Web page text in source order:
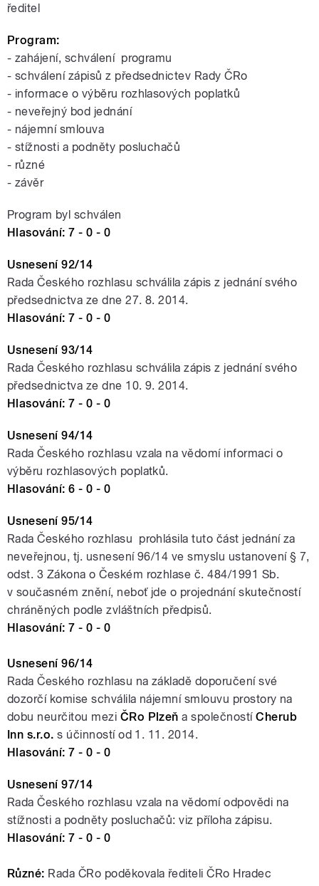
ředitel
Program:
- zahájení, schválení programu
- schválení zápisů z předsednictev Rady ČRo
- informace o výběru rozhlasových poplatků
- neveřejný bod jednání
- nájemní smlouva
- stížnosti a podněty posluchačů
- různé
- závěr
Program byl schválen
Hlasování: 7 - 0 - 0
Usnesení 92/14
Rada Českého rozhlasu schválila zápis z jednání svého
předsednictva ze dne 27. 8. 2014.
Hlasování: 7 - 0 - 0
Usnesení 93/14
Rada Českého rozhlasu schválila zápis z jednání svého
předsednictva ze dne 10. 9. 2014.
Hlasování: 7 - 0 - 0
Usnesení 94/14
Rada Českého rozhlasu vzala na vědomí informaci o
výběru rozhlasových poplatků.
Hlasování: 6 - 0 - 0
Usnesení 95/14
Rada Českého rozhlasu prohlásila tuto část jednání za
neveřejnou, tj. usnesení 96/14 ve smyslu ustanovení § 7,
odst. 3 Zákona o Českém rozhlase č. 484/1991 Sb.
v současném znění, neboť jde o projednání skutečností
chráněných podle zvláštních předpisů.
Hlasování: 7 - 0 - 0
Usnesení 96/14
Rada Českého rozhlasu na základě doporučení své
dozorčí komise schválila nájemní smlouvu prostory na
dobu neurčitou mezi ČRo Plzeňa společnostíCherub
Inn s.r.o. s účinností od 1. 11. 2014.
Hlasování: 7 - 0 - 0
Usnesení 97/14
Rada Českého rozhlasu vzala na vědomí odpovědi na
stížnosti a podněty posluchačů: viz příloha zápisu.
Hlasování: 7 - 0 - 0
Různé: Rada ČRo poděkovala řediteli ČRo Hradec